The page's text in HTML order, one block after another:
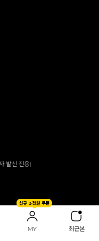
신규 3천원 쿠폰
MY 최근본
발신 전용)